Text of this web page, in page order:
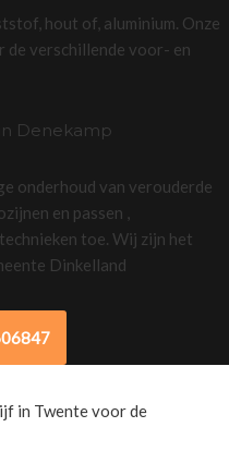
hout of, aluminium. Onze
de verschillende voor- en
Denekamp
onderhoud van verouderde
en passen ,
toe. Wij zijn het
Dinkelland
in Twente voor de